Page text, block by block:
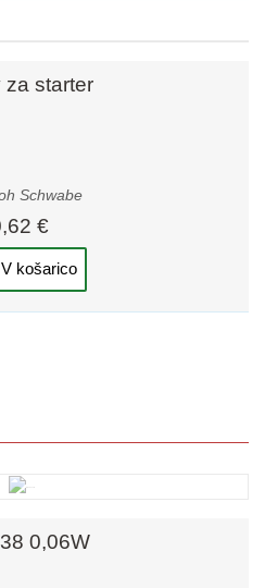
za starter
Schwabe
€
V košarico
0,06W